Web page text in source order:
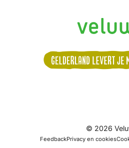
ons:
© 2026
FeedbackPrivacy en cookies